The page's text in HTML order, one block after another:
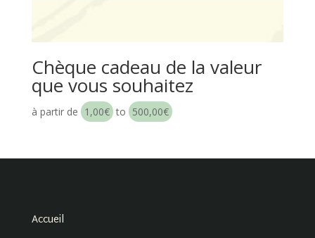
Chèque cadeau de la valeur
que vous souhaitez
à partir de 1,00€ to 500,00€
Accueil